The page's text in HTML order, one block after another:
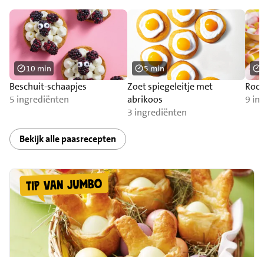
Beschuit-schaapjes
5 ingrediënten
10 min
Zoet spiegeleitje met
abrikoos
3 ingrediënten
5 min
9
Bekijk alle paasrecepten